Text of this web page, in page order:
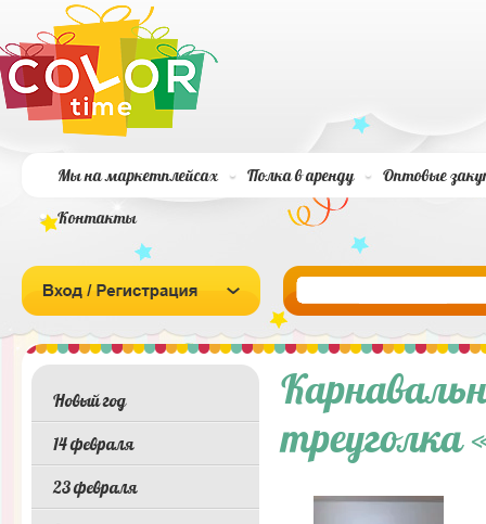
Мы на маркетплейсах Полка в аренду Оптовые
Контакты
треуголка
Новый год
14 февраля
23 февраля